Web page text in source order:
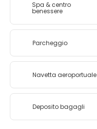
Spa & centro
benessere
Parcheggio
Navetta aeroportuale
Deposito bagagli